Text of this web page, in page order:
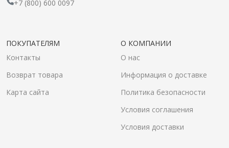
+7 (800) 600 0097
ПОКУПАТЕЛЯМ
Контакты
Возврат товара
Карта сайта
О КОМПАНИИ
О нас
Информация о доставке
Политика безопасности
Условия соглашения
Условия доставки